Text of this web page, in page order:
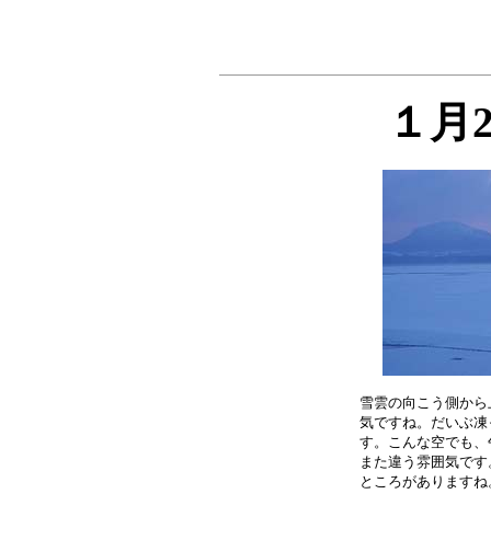
１月
雪雲の向こう側か
気ですね。だいぶ
す。こんな空でも
また違う雰囲気で